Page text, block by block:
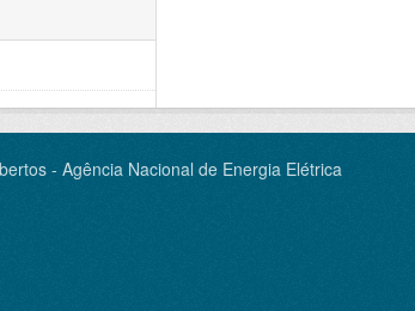
- Agência Nacional de Energia Elétrica